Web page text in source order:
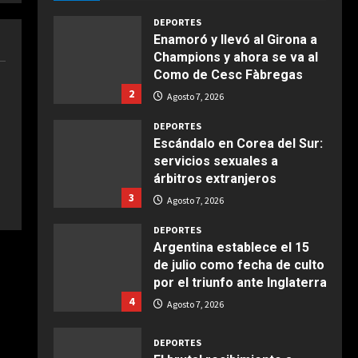
COCINA
Ensalada de espinacas
deliciosa
COCINA
Boquerones fritos en
freidora de aire
COCINA
Buñuelos de alcachofas
2
DEPORTES
Enamoró y llevó al Girona a
Champions y ahora se va al
Como de Cesc Fàbregas
Agosto 7, 2026
3
DEPORTES
Escándalo en Corea del Sur:
servicios sexuales a
árbitros extranjeros
Agosto 7, 2026
4
DEPORTES
Argentina establece el 15
de julio como fecha de culto
por el triunfo ante Inglaterra
Agosto 7, 2026
DEPORTES